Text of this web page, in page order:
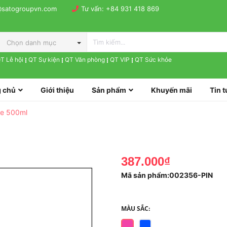
Tư vấn: +84 931 418 869
Chọn danh mục
Lễ hội QT Sự kiện QT Văn phòng QT VIP QT Sức khỏe
chủ Giới thiệu Sản phẩm Khuyến mãi Tin
500ml
387.000₫
Mã sản phẩm:002356-PIN
MÀU SẮC: